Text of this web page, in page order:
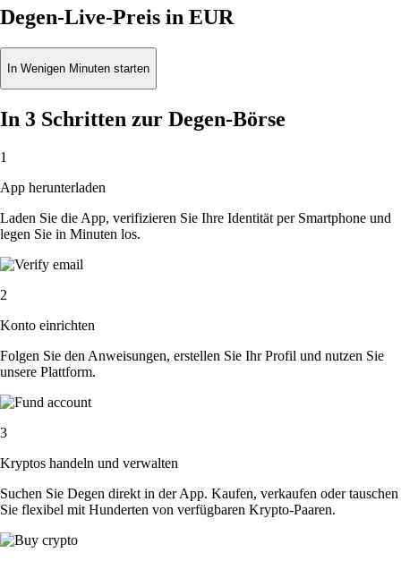
Degen-Live-Preis in EUR
In Wenigen Minuten starten
In 3 Schritten zur Degen-Börse
1
App herunterladen
Laden Sie die App, verifizieren Sie Ihre Identität per Smartphone und
legen Sie in Minuten los.
2
Konto einrichten
Folgen Sie den Anweisungen, erstellen Sie Ihr Profil und nutzen Sie
unsere Plattform.
3
Kryptos handeln und verwalten
Suchen Sie Degen direkt in der App. Kaufen, verkaufen oder tauschen
Sie flexibel mit Hunderten von verfügbaren Krypto-Paaren.